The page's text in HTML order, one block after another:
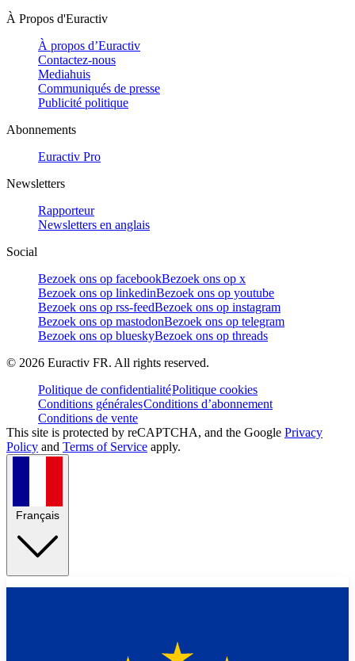
À Propos d'Euractiv
À propos d’Euractiv
Contactez-nous
Mediahuis
Communiqués de presse
Publicité politique
Abonnements
Euractiv Pro
Newsletters
Rapporteur
Newsletters en anglais
Social
Bezoek ons op facebookBezoek ons op x
Bezoek ons op linkedinBezoek ons op youtube
Bezoek ons op rss-feedBezoek ons op instagram
Bezoek ons op mastodonBezoek ons op telegram
Bezoek ons op blueskyBezoek ons op threads
© 2026 Euractiv FR. All rights reserved.
Politique de confidentialitéPolitique cookies
Conditions généralesConditions d’abonnement
Conditions de vente
This site is protected by reCAPTCHA, and the Google Privacy
Policy and Terms of Service apply.
Français